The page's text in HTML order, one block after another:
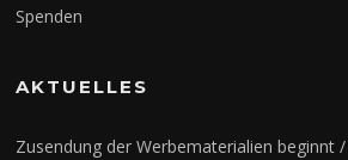
Spenden
AKTUELLES
Zusendung der Werbematerialien beginnt